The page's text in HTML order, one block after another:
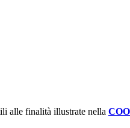
alle finalità illustrate nella